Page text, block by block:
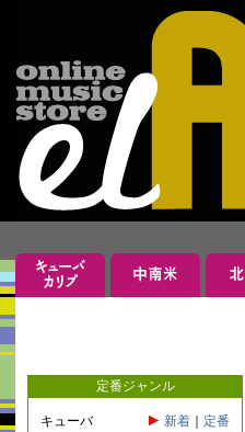
定番ジャンル
キューバ 新着
定番